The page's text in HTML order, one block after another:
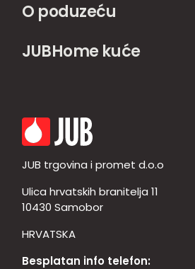
O poduzeću
JUBHome kuće
JUB trgovina i promet d.o.o
Ulica hrvatskih branitelja 11
10430 Samobor
HRVATSKA
Besplatan info telefon: